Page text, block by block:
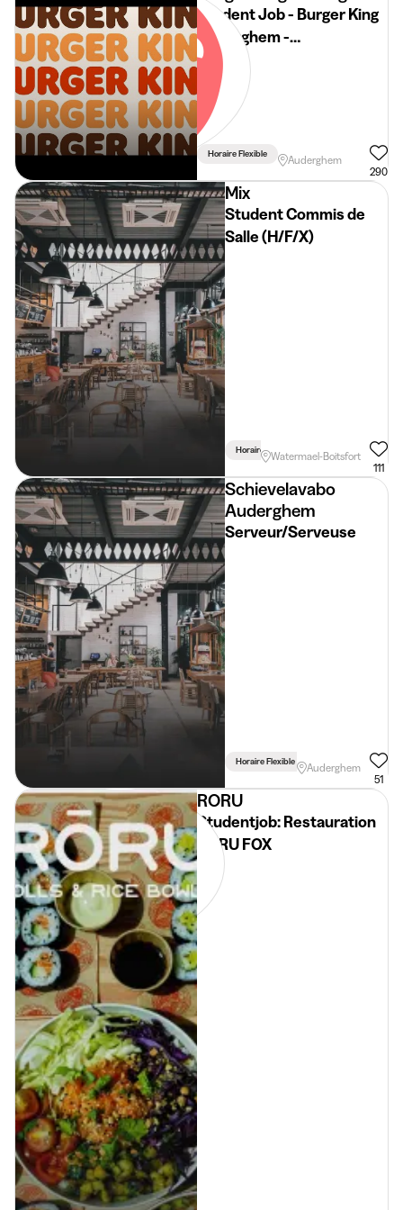
Student Job - Burger King
Auderghem -
ETUDIANT(E) DISPONIBLE
EN SEMAINE LE MATIN ET
LE MIDI
Horaire Flexible
Auderghem
290
Mix
Student Commis de
Salle (H/F/X)
Horaire FlexibleWatermael-Boitsfort
111
Schievelavabo
Auderghem
Serveur/Serveuse
Horaire Flexible
Auderghem
51
RORU
Studentjob: Restauration
RORU FOX